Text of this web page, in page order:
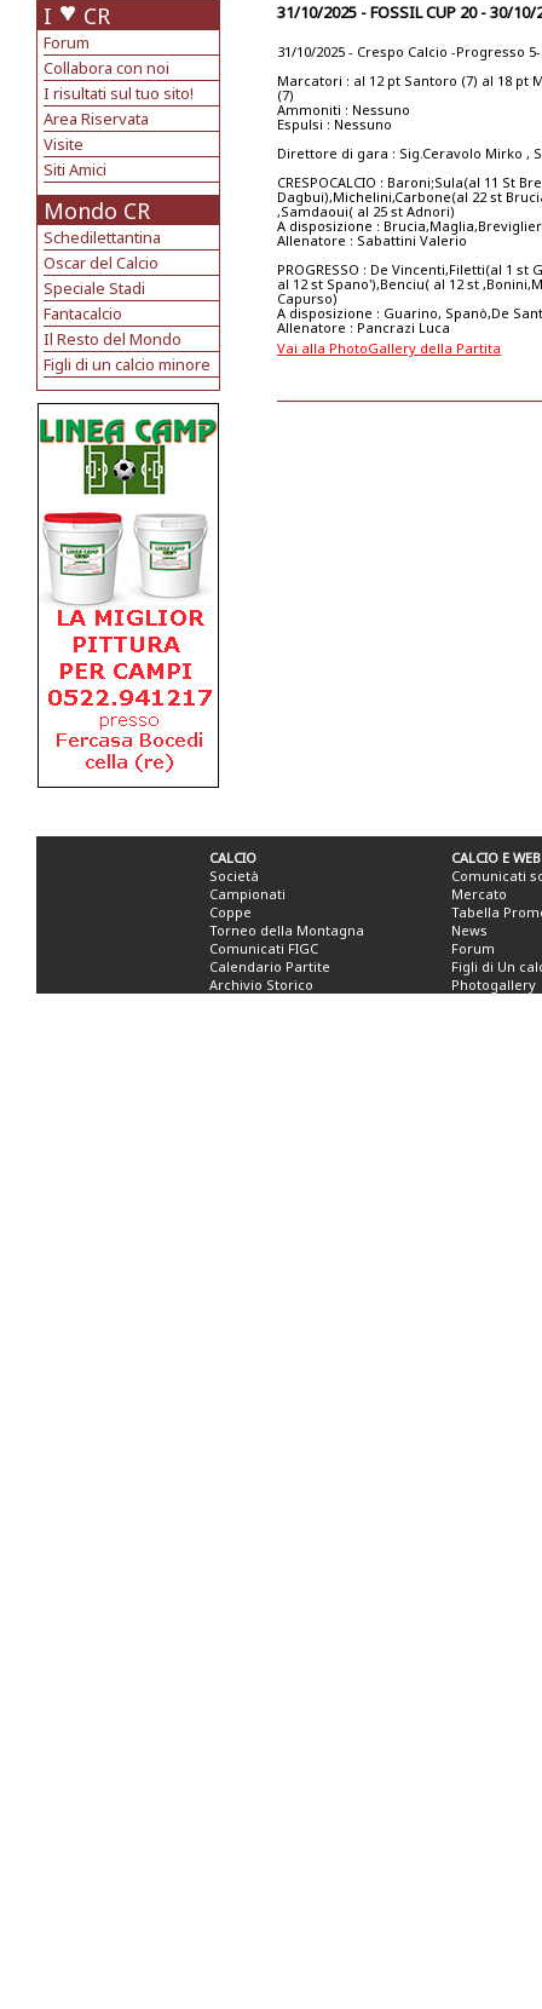
I CR
Forum
Collabora con noi
I risultati sul tuo sito!
Area Riservata
Visite
Siti Amici
Mondo CR
Schedilettantina
Oscar del Calcio
Speciale Stadi
Fantacalcio
Il Resto del Mondo
Figli di un calcio minore
31/10/2025 - FOSSIL CUP 20 - 30/10/
31/10/2025 - Crespo Calcio -Progresso
Marcatori : al 12 pt Santoro (7) al 18 pt
(7)
Ammoniti : Nessuno
Espulsi : Nessuno
Direttore di gara : Sig.Ceravolo Mirko ,
CRESPOCALCIO : Baroni;Sula(al 11 St
Dagbui),Michelini,Carbone(al 22 st
,Samdaoui( al 25 st Adnori)
A disposizione :
Allenatore : Sabattini Valerio
PROGRESSO : De Vincenti,Filetti(al 1
al 12 st Spano'),Benciu( al 12 st
Capurso)
A disposizione : Guarino, Spanò,De
Allenatore : Pancrazi Luca
Vai alla PhotoGallery della Partita
CALCIO
Società
Campionati
Coppe
Torneo della Montagna
Comunicati FIGC
Calendario Partite
Archivio Storico
CALCIO E WEB
Comunicati
Mercato
Tabella
News
Forum
Figli di Un
Photogallery